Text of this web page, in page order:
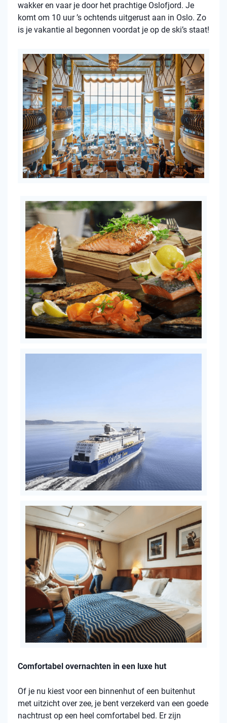
wakker en vaar je door het prachtige Oslofjord. Je
komt om 10 uur ’s ochtends uitgerust aan in Oslo. Zo
is je vakantie al begonnen voordat je op de ski’s staat!
Comfortabel overnachten in een luxe hut
Of je nu kiest voor een binnenhut of een buitenhut
met uitzicht over zee, je bent verzekerd van een goede
nachtrust op een heel comfortabel bed. Er zijn